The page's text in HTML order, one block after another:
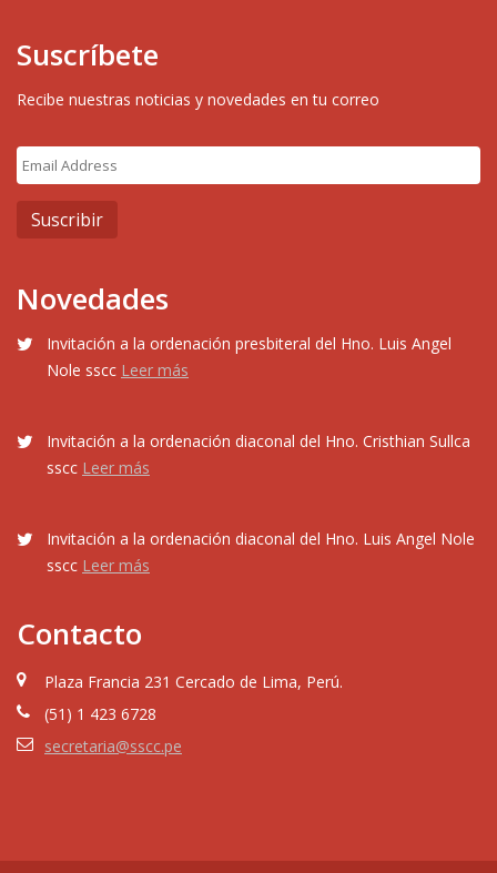
Suscríbete
Recibe nuestras noticias y novedades en tu correo
Novedades
Invitación a la ordenación presbiteral del Hno. Luis Angel
Nole sscc Leer más
Invitación a la ordenación diaconal del Hno. Cristhian Sullca
sscc Leer más
Invitación a la ordenación diaconal del Hno. Luis Angel Nole
sscc Leer más
Contacto
Plaza Francia 231 Cercado de Lima, Perú.
(51) 1 423 6728
secretaria@sscc.pe